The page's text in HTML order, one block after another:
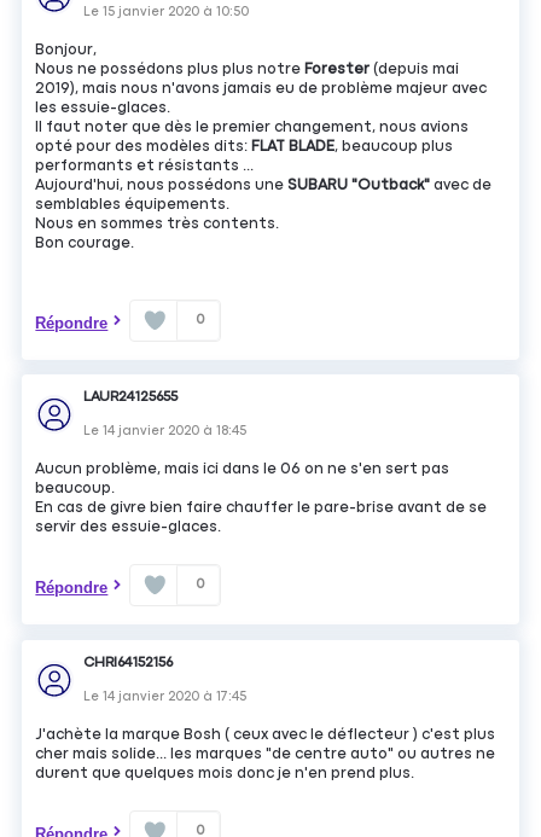
Le15 janvier 2020 à10:50
Bonjour,
Nous ne possédons plus plus notre Forester(depuis mai
2019), mais nous n'avons jamais eu de problème majeur avec
les essuie-glaces.
Il faut noter que dès le premier changement, nous avions
opté pour des modèles dits: FLAT BLADE, beaucoup plus
performants et résistants ...
Aujourd'hui, nous possédons uneSUBARU "Outback" avec de
semblables équipements.
Nous en sommes très contents.
Bon courage.
Répondre 0
LAUR24125655
Le14 janvier 2020 à18:45
Aucun problème, mais ici dans le 06 on ne s'en sert pas
beaucoup.
En cas de givre bien faire chauffer le pare-brise avant de se
servir des essuie-glaces.
Répondre 0
CHRI64152156
Le14 janvier 2020 à17:45
J'achète la marque Bosh ( ceux avec le déflecteur ) c'est plus
cher mais solide... les marques "de centre auto" ou autres ne
durent que quelques mois donc je n'en prend plus.
0